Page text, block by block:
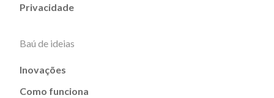
Privacidade
Baú de ideias
Inovações
Como funciona